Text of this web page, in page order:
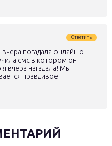
Ответить
погадала онлайн о
смс в котором он
вчера нагадала! Мы
правдивое!